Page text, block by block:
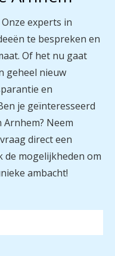
experts in
te bespreken en
Of het nu gaat
geheel nieuw
en
je geïnteresseerd
Neem
direct een
de mogelijkheden om
ambacht!